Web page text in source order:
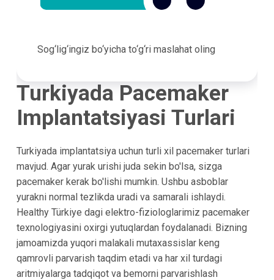
Sog‘lig‘ingiz bo‘yicha to‘g‘ri maslahat oling
Turkiyada Pacemaker
Implantatsiyasi Turlari
Turkiyada implantatsiya uchun turli xil pacemaker turlari
mavjud. Agar yurak urishi juda sekin bo'lsa, sizga
pacemaker kerak bo'lishi mumkin. Ushbu asboblar
yurakni normal tezlikda uradi va samarali ishlaydi.
Healthy Türkiye dagi elektro-fiziologlarimiz pacemaker
texnologiyasini oxirgi yutuqlardan foydalanadi. Bizning
jamoamizda yuqori malakali mutaxassislar keng
qamrovli parvarish taqdim etadi va har xil turdagi
aritmiyalarga tadqiqot va bemorni parvarishlash